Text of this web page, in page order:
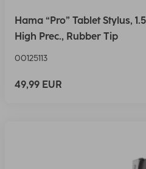
Hama “Pro” Tablet Stylus,
High Prec., Rubber Tip
00125113
49,99 EUR